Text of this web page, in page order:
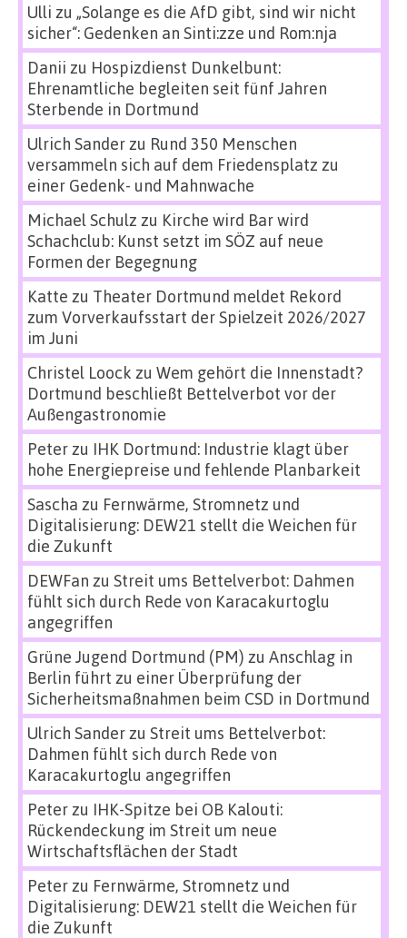
Ulli zu „Solange es die AfD gibt, sind wir nicht
sicher“: Gedenken an Sinti:zze und Rom:nja
Danii zu Hospizdienst Dunkelbunt:
Ehrenamtliche begleiten seit fünf Jahren
Sterbende in Dortmund
Ulrich Sanderzu Rund 350 Menschen
versammeln sich auf dem Friedensplatz zu
einer Gedenk- und Mahnwache
Michael Schulz zu Kirche wird Bar wird
Schachclub: Kunst setzt im SÖZ auf neue
Formen der Begegnung
Katte zu Theater Dortmund meldet Rekord
zum Vorverkaufsstart der Spielzeit 2026/2027
im Juni
Christel Loock zu Wem gehört die Innenstadt?
Dortmund beschließt Bettelverbot vor der
Außengastronomie
Peterzu IHK Dortmund: Industrie klagt über
hohe Energiepreise und fehlende Planbarkeit
Sascha zu Fernwärme, Stromnetz und
Digitalisierung: DEW21 stellt die Weichen für
die Zukunft
DEWFan zu Streit ums Bettelverbot: Dahmen
fühlt sich durch Rede von Karacakurtoglu
angegriffen
Grüne Jugend Dortmund (PM) zu Anschlag in
Berlin führt zu einer Überprüfung der
Sicherheitsmaßnahmen beim CSD in Dortmund
Ulrich Sanderzu Streit ums Bettelverbot:
Dahmen fühlt sich durch Rede von
Karacakurtoglu angegriffen
Peterzu IHK-Spitze bei OB Kalouti:
Rückendeckung im Streit um neue
Wirtschaftsflächen der Stadt
Peterzu Fernwärme, Stromnetz und
Digitalisierung: DEW21 stellt die Weichen für
die Zukunft